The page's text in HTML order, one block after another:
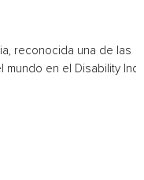
reconocida una de las
mundo en el Disability